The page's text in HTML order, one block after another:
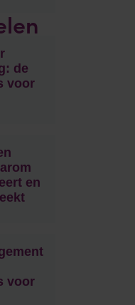
de
voor
en
voor